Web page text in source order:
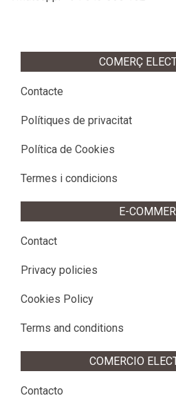
COMERÇ
Contacte
Polítiques de privacitat
Política de Cookies
Termes i condicions
E-
Contact
Privacy policies
Cookies Policy
Terms and conditions
COMERCIO
Contacto